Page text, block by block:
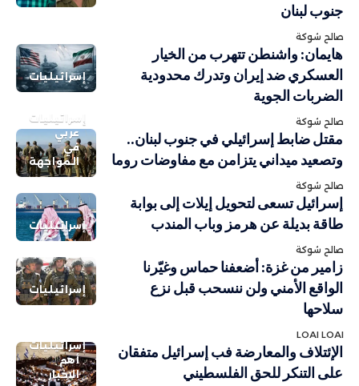
جنوب لبنان
صالح شوكة
إسرائيليات
هايمان: واشنطن تتهرب من الخيار
العسكري ضد إيران وتدرك محدودية
الضربات الجوية
صالح شوكة
إسرائيليات
عربي
في
المواجهة
مقتل ضابط إسرائيلي في جنوب لبنان..
وتصعيد ميداني يتزامن مع مفاوضات روما
صالح شوكة
إسرائيليات
إسرائيل تسعى لتحويل إيلات إلى بوابة
طاقة بديلة عن هرمز وباب المندب
صالح شوكة
إسرائيليات
زامير من غزة: أضعفنا حماس وغيّرنا
الواقع الأمني ولن ننسحب قبل نزع
سلاحها
LOAI LOAI
إسرائيليات
أهم
الاخبار
الإئتلاف والمعارضة فب إسرائيل متفقان
على التنكر للحق الفلسطيني